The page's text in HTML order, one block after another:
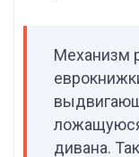
Механизм
дивана.